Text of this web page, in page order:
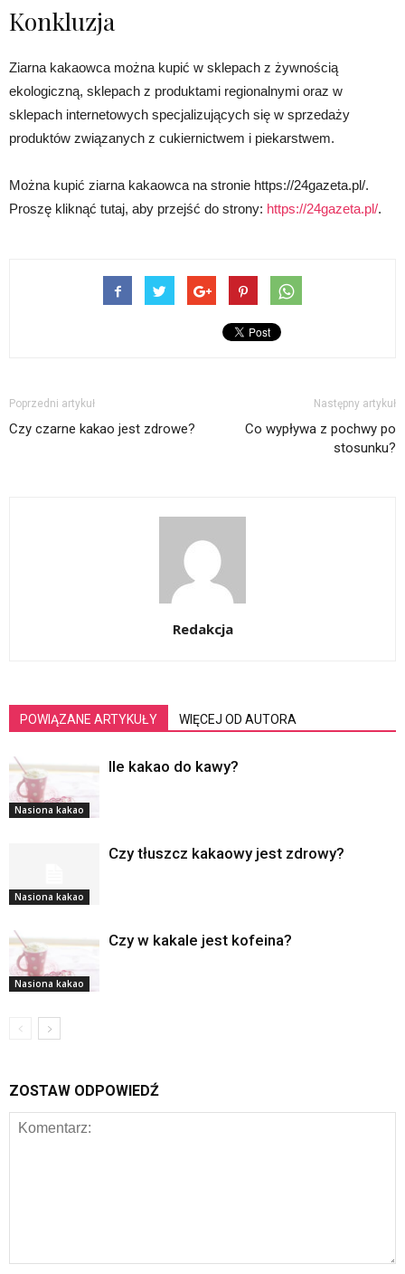
Konkluzja
Ziarna kakaowca można kupić w sklepach z żywnością
ekologiczną, sklepach z produktami regionalnymi oraz w
sklepach internetowych specjalizujących się w sprzedaży
produktów związanych z cukiernictwem i piekarstwem.
Można kupić ziarna kakaowca na stronie https://24gazeta.pl/.
Proszę kliknąć tutaj, aby przejść do strony: https://24gazeta.pl/.
Poprzedni artykuł
Czy czarne kakao jest zdrowe?
Następny artykuł
Co wypływa z pochwy po
stosunku?
Redakcja
POWIĄZANE ARTYKUŁY WIĘCEJ OD AUTORA
Nasiona kakao
Ile kakao do kawy?
Nasiona kakao
Czy tłuszcz kakaowy jest zdrowy?
Nasiona kakao
Czy w kakale jest kofeina?
ZOSTAW ODPOWIEDŹ